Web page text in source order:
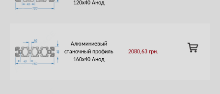
120х40 Анод
Алюминиевый
станочный профиль
160х40 Анод
2080,63 грн.
ADD
TO